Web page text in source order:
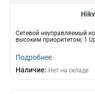
Сетевой неуправляемый
высоким приоритетом; 1
Подробнее
Наличие: Нет на складе